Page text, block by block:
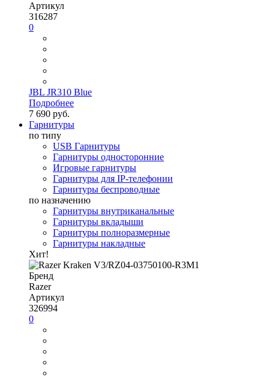
Артикул
316287
0
JBL JR310 Blue
Подробнее
7 690 руб.
Гарнитуры
по типу
USB Гарнитуры
Гарнитуры односторонние
Игровые гарнитуры
Гарнитуры для IP-телефонии
Гарнитуры беспроводные
по назначению
Гарнитуры внутриканальные
Гарнитуры вкладыши
Гарнитуры полноразмерные
Гарнитуры накладные
Хит!
Бренд
Razer
Артикул
326994
0